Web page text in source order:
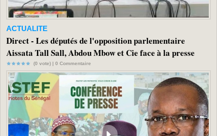
ACTUALITE
Direct - Les députés de l'opposition parlementaire
Aissata Tall Sall, Abdou Mbow et Cie face à la presse
(0 vote) | 0 Commentaire